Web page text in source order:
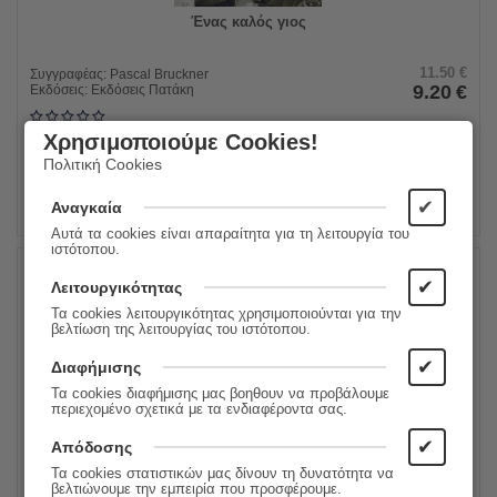
Ένας καλός γιος
Συγγραφέας: Pascal Bruckner
Εκδόσεις: Εκδόσεις Πατάκη
11.50 €
9.20 €
ΠΡΟΣΘΗΚΗ ΣΤΟ ΚΑΛΑΘΙ
Χρησιμοποιούμε Cookies!
Πολιτική Cookies
Αναγκαία ✔
Αυτά τα cookies είναι απαραίτητα για τη λειτουργία του
ιστότοπου.
Λειτουργικότητας ✔
Τα cookies λειτουργικότητας χρησιμοποιούνται για την
βελτίωση της λειτουργίας του ιστότοπου.
Διαφήμισης ✔
Τα cookies διαφήμισης μας βοηθουν να προβάλουμε
περιεχομένο σχετικά με τα ενδιαφέροντα σας.
Απόδοσης ✔
Τα cookies στατιστικών μας δίνουν τη δυνατότητα να
βελτιώνουμε την εμπειρία που προσφέρουμε.